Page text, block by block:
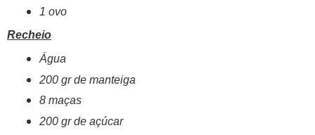
1 ovo
Recheio
Água
200 gr de manteiga
8 maças
200 gr de açúcar